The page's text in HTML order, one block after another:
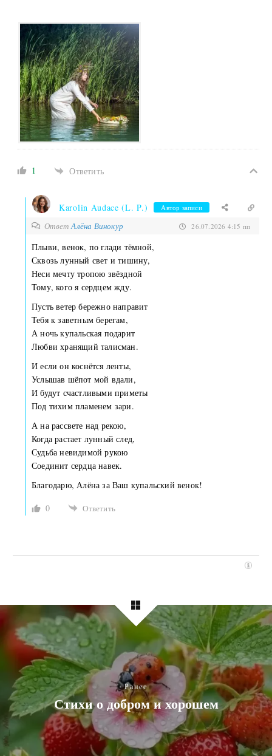
1 Ответить
Karolin Audace (L. P.) Автор записи
ОтветАлёна Винокур 26.07.2026 4:15 пп
Плыви, венок, по глади тёмной,
Сквозь лунный свет и тишину,
Неси мечту тропою звёздной
Тому, кого я сердцем жду.
Пусть ветер бережно направит
Тебя к заветным берегам,
А ночь купальская подарит
Любви хранящий талисман.
И если он коснётся ленты,
Услышав шёпот мой вдали,
И будут счастливыми приметы
Под тихим пламенем зари.
А на рассвете над рекою,
Когда растает лунный след,
Судьба невидимой рукою
Соединит сердца навек.
Благодарю, Алёна за Ваш купальский венок!
0
Ответить
Ранее
Стихи о добром и хорошем